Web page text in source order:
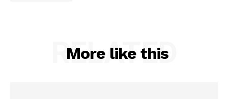
More like this
RELATED